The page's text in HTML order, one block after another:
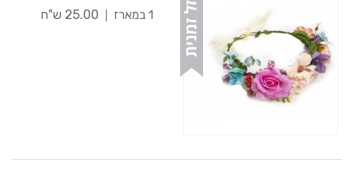
1 במארז
25.00 ש"ח